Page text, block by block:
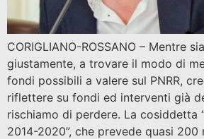
CORIGLIANO-ROSSANO – Mentre
giustamente, a trovare il modo di
fondi possibili a valere sul PNRR,
riflettere su fondi ed interventi già
rischiamo di perdere. La cosiddetta
2014-2020”, che prevede quasi